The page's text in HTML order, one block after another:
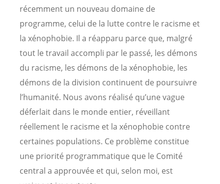
récemment un nouveau domaine de
programme, celui de la lutte contre le racisme et
la xénophobie. Il a réapparu parce que, malgré
tout le travail accompli par le passé, les démons
du racisme, les démons de la xénophobie, les
démons de la division continuent de poursuivre
l’humanité. Nous avons réalisé qu’une vague
déferlait dans le monde entier, réveillant
réellement le racisme et la xénophobie contre
certaines populations. Ce problème constitue
une priorité programmatique que le Comité
central a approuvée et qui, selon moi, est